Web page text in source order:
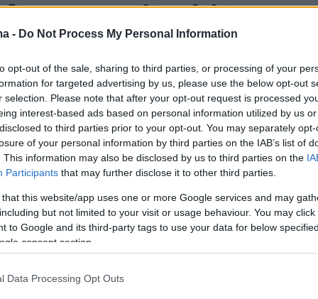
- Do Not Process My Personal Information
opt-out of the sale, sharing to third parties, or processing of your
for targeted advertising by us, please use the below opt-out
selection. Please note that after your opt-out request is processed
interest-based ads based on personal information utilized by us
to third parties prior to your opt-out. You may separately
of your personal information by third parties on the IAB’s list of
This information may also be disclosed by us to third parties on the
Participants that may further disclose it to other third parties.
that this website/app uses one or more Google services and may
but not limited to your visit or usage behaviour. You may
to Google and its third-party tags to use your data for below
consent section.
Data Processing Opt Outs
και οι αντιθέσεις βαθαίνουν. Η
τελετουργικού της κηδείας γίνεται η μηχανή
του ολοκληρωτισμού, που σφετερίζεται
ασκήσει κάθε δικαίωμα επί της ανθρώπινης
και μετά θάνατον. Μια εξουσία που
παράγει και αναπαράγει την
της κανονικότητας.
ζωή, η Αντιγόνη είναι παρούσα στα hot spots
στις δομές που φυλάσσουν, στα σύνορα
στις θάλασσες που πνίγουν. Είναι
εικονικές εκδοχές αλλεπάλληλων